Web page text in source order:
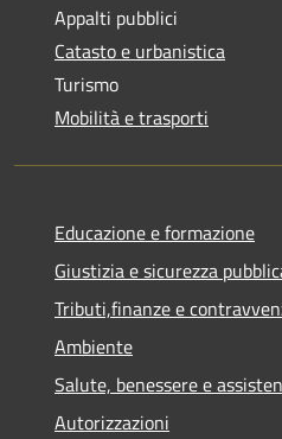
Appalti pubblici
Catasto e urbanistica
Turismo
Mobilità e trasporti
Educazione e formazione
Giustizia e sicurezza
Tributi,finanze e
Ambiente
Salute, benessere e
Autorizzazioni